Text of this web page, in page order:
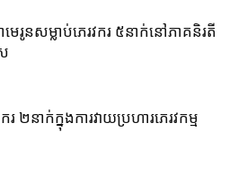
េរូនសម្លាប់ភេរវករ ៥នាក់នៅភាគនិរតី
រ ២នាក់ក្នុងការវាយប្រហារភេរវកម្ម